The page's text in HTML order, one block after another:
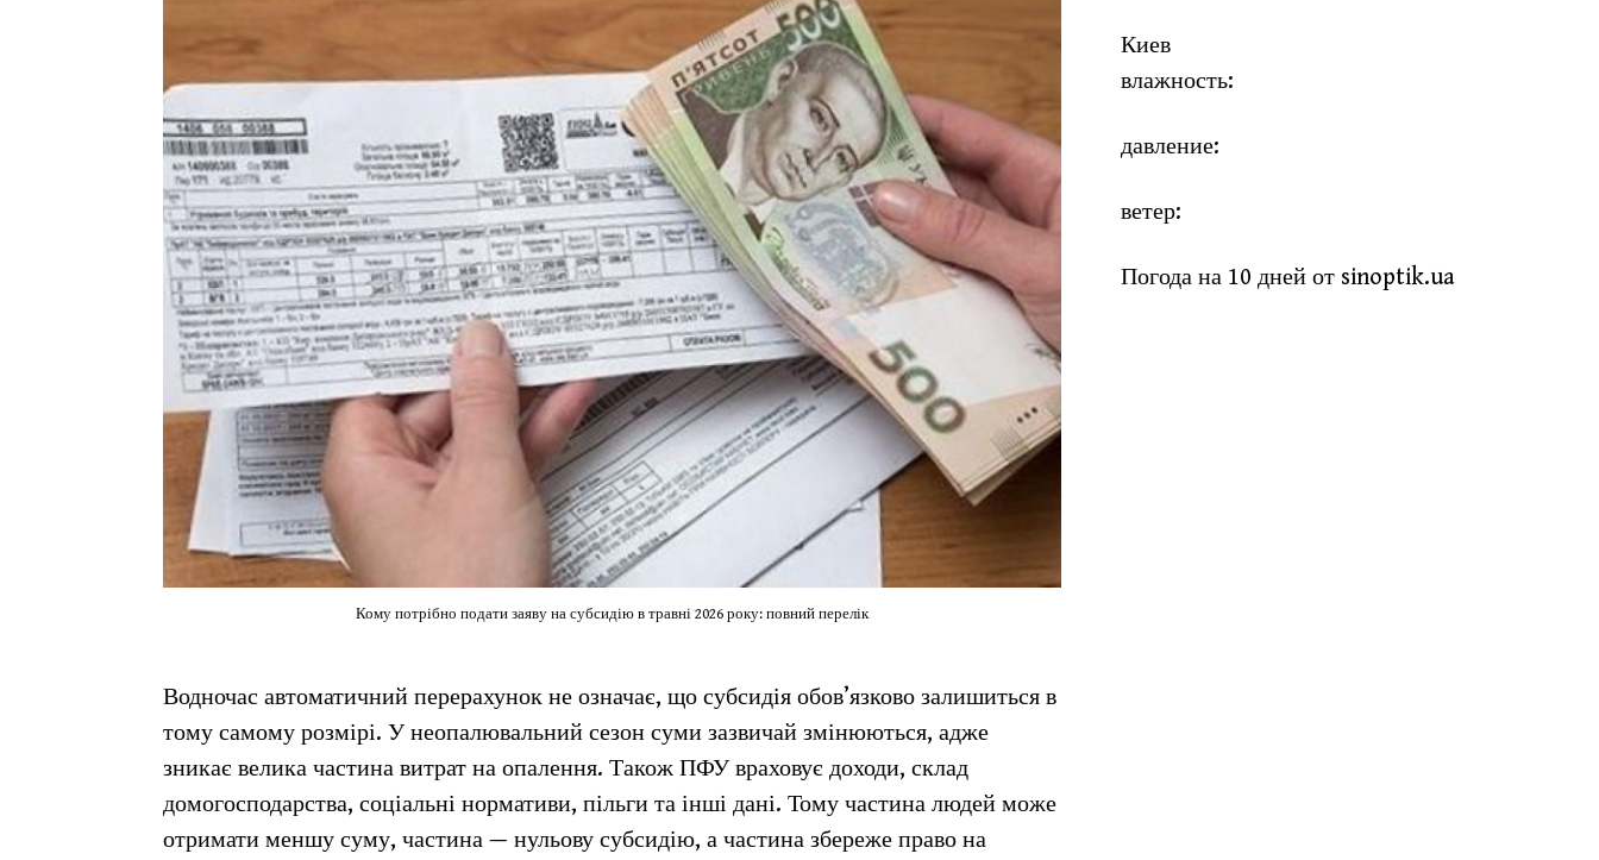
Кому потрібно подати заяву на субсидію в травні 2026 року: повний перелік
Водночас автоматичний перерахунок не означає, що субсидія обов’язково залишиться в
тому самому розмірі. У неопалювальний сезон суми зазвичай змінюються, адже
зникає велика частина витрат на опалення. Також ПФУ враховує доходи, склад
домогосподарства, соціальні нормативи, пільги та інші дані. Тому частина людей може
отримати меншу суму, частина — нульову субсидію, а частина збереже право на
Киев
влажность:
давление:
ветер:
Погода на 10 дней от sinoptik.ua